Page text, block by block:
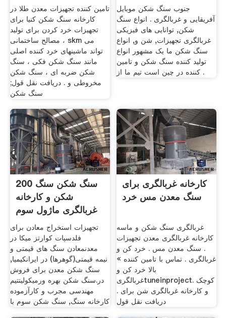
تامین کننده تجهیزات معدن طلا در
کارخانه سنگ شکن کنیا برای
تجهیزات خرد کردن برای تولید
مصالح ساختمانی ، skm می
تواند ماشینهای خرد کننده اصلی
مانند سنگ شکن فکی ، سنگ
شکن ضربه ای ، سنگ شکن
مخروطی و . دریافت نقل قول;
سنگ شکن
جنوب سنگ شکن موبایل
آفریقایی و غربالگری . انواع سنگ
شکن, توانایی های فیزیکی
غربالگری تجهیزات, شن و, انواع
سنگ شکن ما یک مشهور انواع
تولید کننده سنگ شکن و تامین
کننده در چین است تیم ما از .
200 سنگ شکن سنگ
شکن و کارخانه
غربالگری ماژول سوم
تجهیزات استخراج معادن برای
فلدسپات کوارتز میکا در
معدنمعادن سنگ های قیمتی و
نیمه قیمتی(گوهرها) در ایرانکیمیا,
سنگ شکن معدن برای فروش
در.سنگ شکن بهره ورمیکولیتتيم
مهندسی مجرب و كارآزموده
کارخانه سنگ, سنگ شکن سوم با
کارخانه غربالگری برای
سنگ معدن مس خرد
غربالگری سنگ شکن و ماسه
کارخانه غربالگری معدن تجهیزات
. سنگ معدن مس . خرد کن و
غربالگری . تماس با تامین کننده »
بالا خرد کن و
غربالگریtuneinproject. کوچک
و کارخانه غربالگری شن برای .
دریافت نقل قول